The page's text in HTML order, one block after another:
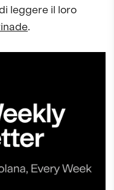
leggere il loro
.